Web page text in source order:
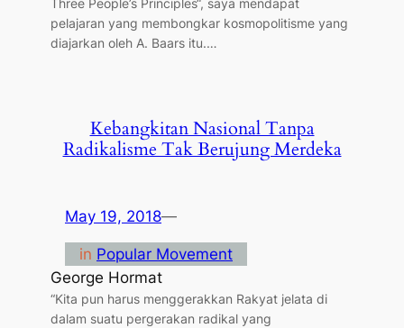
Three People’s Principles“, saya mendapat
pelajaran yang membongkar kosmopolitisme yang
diajarkan oleh A. Baars itu.…
Kebangkitan Nasional Tanpa
Radikalisme Tak Berujung Merdeka
May 19, 2018—
in Popular Movement
George Hormat
“Kita pun harus menggerakkan Rakyat jelata di
dalam suatu pergerakan radikal yang